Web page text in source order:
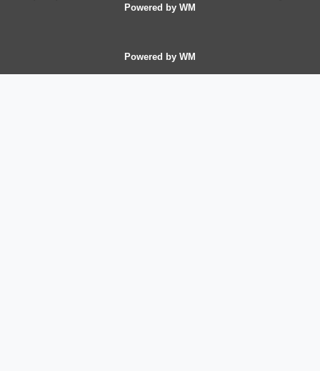
Powered by WM
Powered by WM